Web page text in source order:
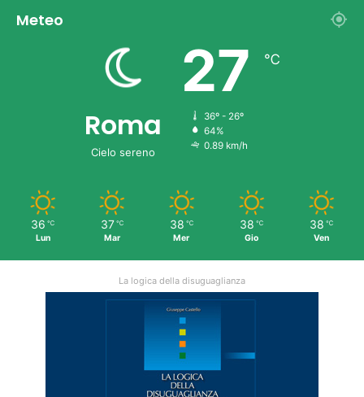
Meteo
Roma
Cielo sereno
27 ℃
36º - 26º
64%
0.89 km/h
36 ℃
Lun
37 ℃
Mar
38 ℃
Mer
38 ℃
Gio
38 ℃
Ven
La logica della disuguaglianza